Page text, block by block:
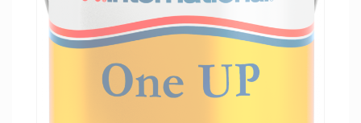
galería
imágenes